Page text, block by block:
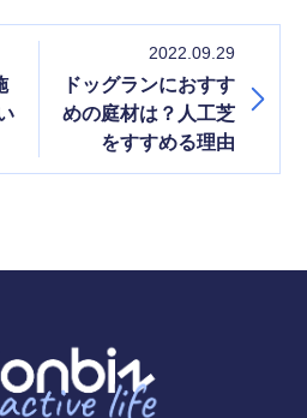
2022.09.29
ドッグランにおすす
めの庭材は？人工芝
をすすめる理由